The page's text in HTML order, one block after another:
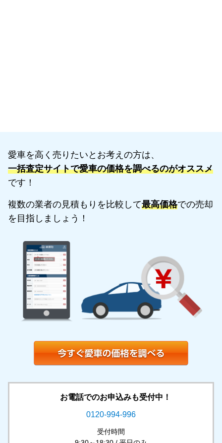
愛車を高く売りたいとお考えの方は、
一括査定サイトで愛車の価格を調べるのがオススメ
です！
複数の業者の見積もりを比較して最高価格での売却
を目指しましょう！
お電話でのお申込みも受付中！
0120-994-996
受付時間